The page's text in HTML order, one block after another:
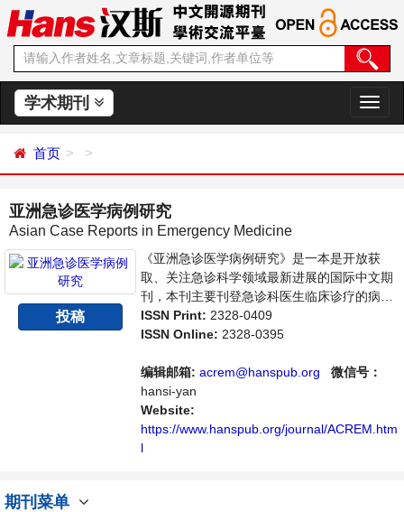
学术期刊
切
换
首页
亚洲急诊医学病例研究
Asian Case Reports in Emergency Medicine
投稿
《亚洲急诊医学病例研究》是一本是开放获
取、关注急诊科学领域最新进展的国际中文期
刊，本刊主要刊登急诊科医生临床诊疗的病例
研究论文，旨在为世界范围内的医生、学者及
医疗工作者提供一个传播、分享和讨论交流的
ISSN Print: 2328-0409
ISSN Online: 2328-0395
编辑邮箱: acrem@hanspub.org
微信号：
hansi-yan
Website:
https://www.hanspub.org/journal/ACREM.htm
l
期刊菜单